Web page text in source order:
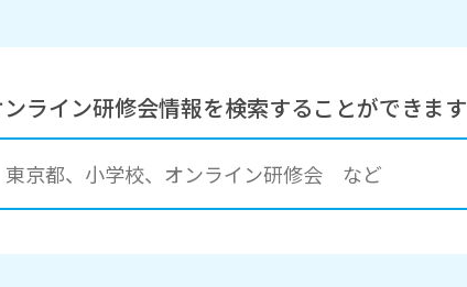
ライン研修会情報を検索することができます